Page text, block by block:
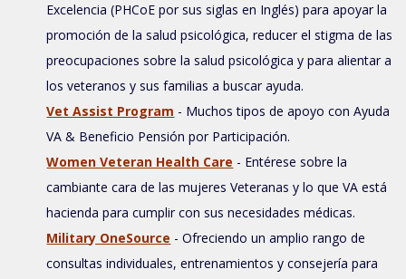
Excelencia (PHCoE por sus siglas en Inglés) para apoyar la
promoción de la salud psicológica, reducer el stigma de las
preocupaciones sobre la salud psicológica y para alientar a
los veteranos y sus familias a buscar ayuda.
Vet Assist Program - Muchos tipos de apoyo con Ayuda
VA & Beneficio Pensión por Participación.
Women Veteran Health Care - Entérese sobre la
cambiante cara de las mujeres Veteranas y lo que VA está
hacienda para cumplir con sus necesidades médicas.
Military OneSource - Ofreciendo un amplio rango de
consultas individuales, entrenamientos y consejería para